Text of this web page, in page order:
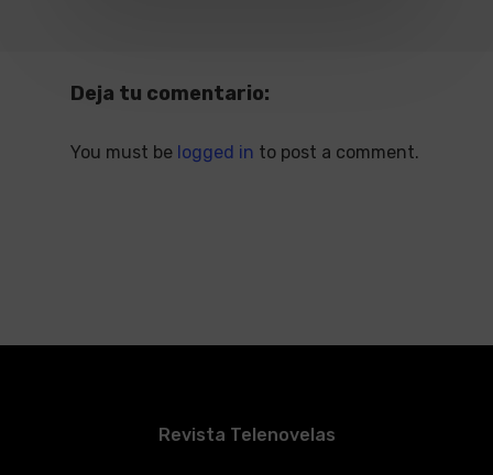
Deja tu comentario:
You must be logged in to post a comment.
Revista Telenovelas